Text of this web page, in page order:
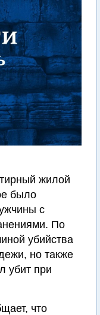
жилой
было
с
По
убийства
но также
убит при
что